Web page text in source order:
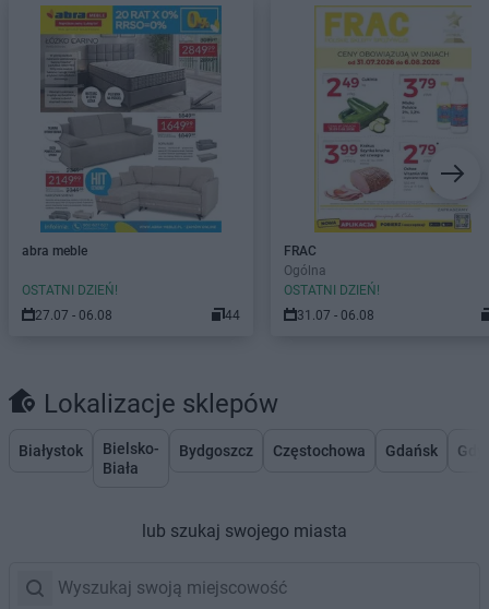
abra meble
OSTATNI DZIEŃ!
27.07 - 06.08
44
FRAC
Ogólna
OSTATNI DZIEŃ!
31.07 - 06.08
Lokalizacje sklepów
Białystok
Bielsko-
Biała
Bydgoszcz Częstochowa Gdańsk
lub szukaj swojego miasta